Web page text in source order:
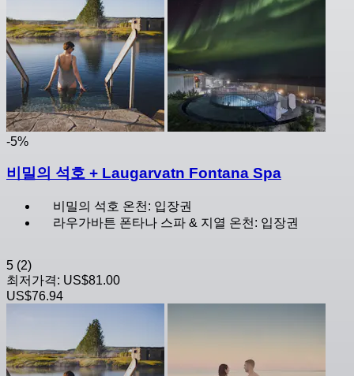
-5%
비밀의 석호 + Laugarvatn Fontana Spa
비밀의 석호 온천: 입장권
라우가바튼 폰타나 스파 & 지열 온천: 입장권
5 (2)
최저가격: US$81.00
US$76.94